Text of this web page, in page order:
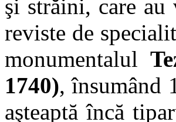
şi străini, care
reviste de
monumentalul
1740), însumând
aşteaptă încă